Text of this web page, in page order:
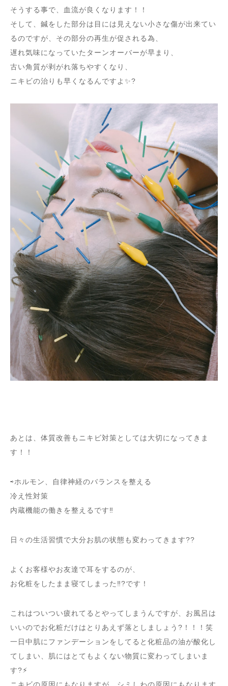
そうする事で、血流が良くなります！！
そして、鍼をした部分は目には見えない小さな傷が出来てい
るのですが、その部分の再生が促される為、
遅れ気味になっていたターンオーバーが早まり、
古い角質が剥がれ落ちやすくなり、
ニキビの治りも早くなるんですよ✨?
あとは、体質改善もニキビ対策としては大切になってきま
す！！
⇨ホルモン、自律神経のバランスを整える
冷え性対策
内蔵機能の働きを整えるです‼️
日々の生活習慣で大分お肌の状態も変わってきます??
よくお客様やお友達で耳をするのが、
お化粧をしたまま寝てしまった‼️?です！
これはついつい疲れてるとやってしまうんですが、お風呂は
いいのでお化粧だけはとりあえず落としましょう?！！！笑
一日中肌にファンデーションをしてると化粧品の油が酸化し
てしまい、肌にはとてもよくない物質に変わってしまいま
す?⚡︎